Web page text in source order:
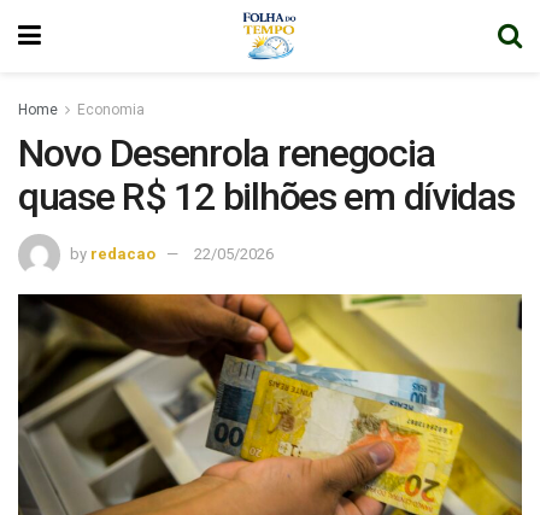
Home Economia
Novo Desenrola renegocia
quase R$ 12 bilhões em dívidas
by redacao 22/05/2026